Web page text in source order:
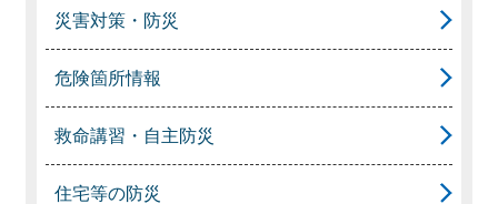
災害対策・防災
危険箇所情報
救命講習・自主防災
住宅等の防災